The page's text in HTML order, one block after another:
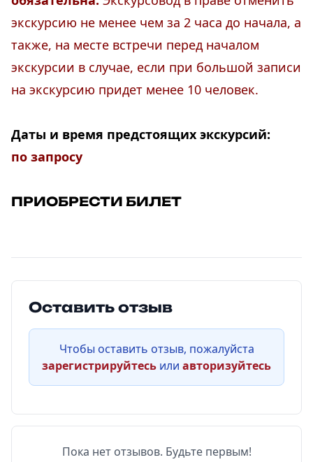
экскурсию не менее чем за 2 часа до начала, а
также, на месте встречи перед началом
экскурсии в случае, если при большой записи
на экскурсию придет менее 10 человек.
Даты и время предстоящих экскурсий:
по запросу
ПРИОБРЕСТИ БИЛЕТ
Оставить отзыв
Чтобы оставить отзыв, пожалуйста
зарегистрируйтесь или авторизуйтесь
Пока нет отзывов. Будьте первым!